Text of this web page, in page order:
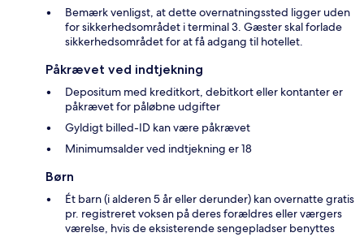
Bemærk venligst, at dette overnatningssted ligger uden
for sikkerhedsområdet i terminal 3. Gæster skal forlade
sikkerhedsområdet for at få adgang til hotellet.
Påkrævet ved indtjekning
Depositum med kreditkort, debitkort eller kontanter er
påkrævet for påløbne udgifter
Gyldigt billed-ID kan være påkrævet
Minimumsalder ved indtjekning er 18
Børn
Ét barn (i alderen 5 år eller derunder) kan overnatte gratis
pr. registreret voksen på deres forældres eller værgers
værelse, hvis de eksisterende sengepladser benyttes